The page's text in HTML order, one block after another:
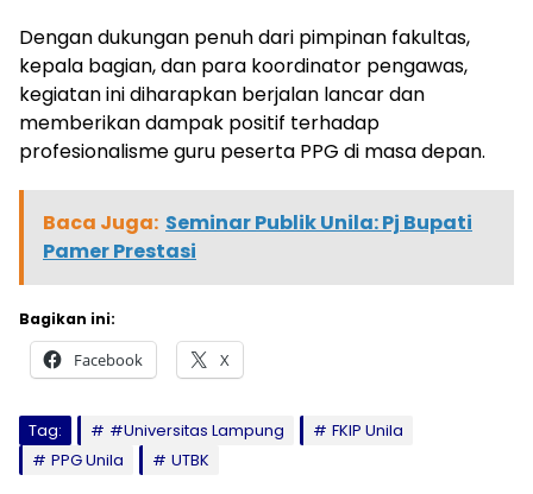
Dengan dukungan penuh dari pimpinan fakultas,
kepala bagian, dan para koordinator pengawas,
kegiatan ini diharapkan berjalan lancar dan
memberikan dampak positif terhadap
profesionalisme guru peserta PPG di masa depan.
Baca Juga: Seminar Publik Unila: Pj Bupati
Pamer Prestasi
Bagikan ini:
Facebook X
Tag: #Universitas Lampung
FKIP Unila
PPG Unila
UTBK